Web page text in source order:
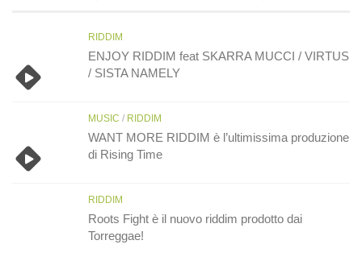
RIDDIM
ENJOY RIDDIM feat SKARRA MUCCI / VIRTUS
/ SISTA NAMELY
MUSIC / RIDDIM
WANT MORE RIDDIM è l’ultimissima produzione
di Rising Time
RIDDIM
Roots Fight è il nuovo riddim prodotto dai
Torreggae!